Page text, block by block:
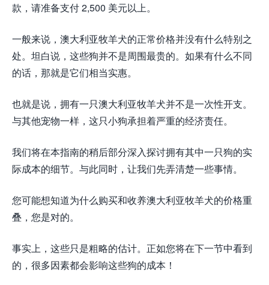
款，请准备支付 2,500 美元以上。
一般来说，澳大利亚牧羊犬的正常价格并没有什么特别之
处。坦白说，这些狗并不是周围最贵的。如果有什么不同
的话，那就是它们相当实惠。
也就是说，拥有一只澳大利亚牧羊犬并不是一次性开支。
与其他宠物一样，这只小狗承担着严重的经济责任。
我们将在本指南的稍后部分深入探讨拥有其中一只狗的实
际成本的细节。与此同时，让我们先弄清楚一些事情。
您可能想知道为什么购买和收养澳大利亚牧羊犬的价格重
叠，您是对的。
事实上，这些只是粗略的估计。正如您将在下一节中看到
的，很多因素都会影响这些狗的成本！